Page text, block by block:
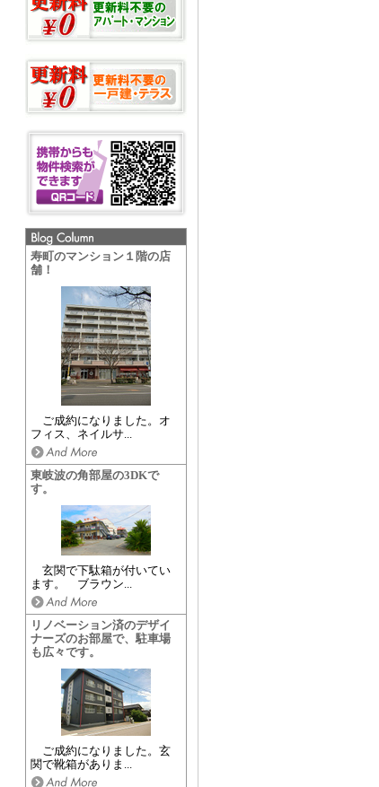
寿町のマンション１階の店
舗！
ご成約になりました。オ
フィス、ネイルサ...
東岐波の角部屋の3DKで
す。
玄関で下駄箱が付いてい
ます。 ブラウン...
リノベーション済のデザイ
ナーズのお部屋で、駐車場
も広々です。
ご成約になりました。玄
関で靴箱がありま...